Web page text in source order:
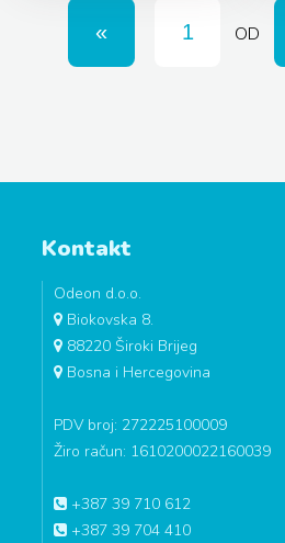
OD
Kontakt
Odeon d.o.o.
Biokovska 8.
88220 Široki Brijeg
Bosna i Hercegovina
PDV broj: 272225100009
Žiro račun: 1610200022160039
+387 39 710 612
+387 39 704 410